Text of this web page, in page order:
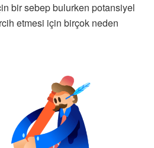
bir sebep bulurken potansiyel
etmesi için birçok neden